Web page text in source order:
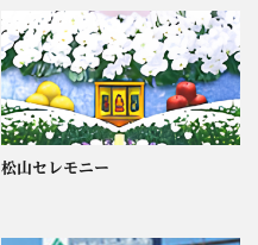
松山セレモニー